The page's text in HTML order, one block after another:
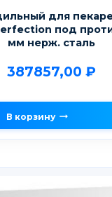
для
под
мм нерж. сталь
387857,00 ₽
В корзину